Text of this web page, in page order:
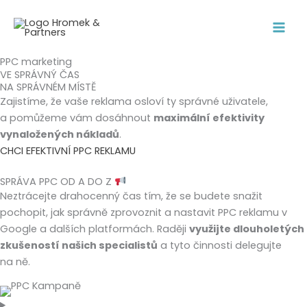
PPC marketing
VE SPRÁVNÝ ČAS
NA SPRÁVNÉM MÍSTĚ
Zajistíme, že vaše reklama osloví ty správné uživatele,
a pomůžeme vám dosáhnout maximální efektivity
vynaložených nákladů.
CHCI EFEKTIVNÍ PPC REKLAMU
SPRÁVA PPC OD A DO Z
Neztrácejte drahocenný čas tím, že se budete snažit
pochopit, jak správně zprovoznit a nastavit PPC reklamu v
Google a dalších platformách. Raději využijte dlouholetých
zkušeností našich specialistů a tyto činnosti delegujte
na ně.